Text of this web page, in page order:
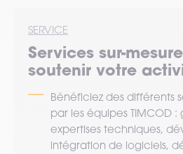
SERVICE
Services sur-
soutenir votre
Bénéficiez des différents
par les équipes TIMCOD
expertises techniques,
intégration de logiciels,